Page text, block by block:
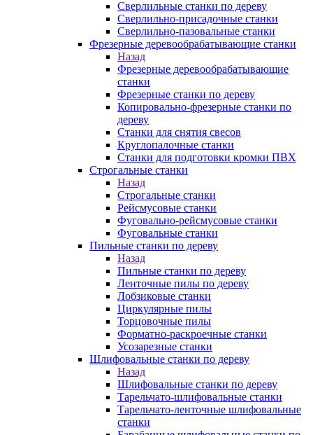
Сверлильные станки по дереву
Сверлильно-присадочные станки
Сверлильно-пазовальные станки
Фрезерные деревообрабатывающие станки
Назад
Фрезерные деревообрабатывающие
станки
Фрезерные станки по дереву
Копировально-фрезерные станки по
дереву
Станки для снятия свесов
Круглопалочные станки
Станки для подготовки кромки ПВХ
Строгальные станки
Назад
Строгальные станки
Рейсмусовые станки
Фуговально-рейсмусовые станки
Фуговальные станки
Пильные станки по дереву
Назад
Пильные станки по дереву
Ленточные пилы по дереву
Лобзиковые станки
Циркулярные пилы
Торцовочные пилы
Форматно-раскроечные станки
Усозарезные станки
Шлифовальные станки по дереву
Назад
Шлифовальные станки по дереву
Тарельчато-шлифовальные станки
Тарельчато-ленточные шлифовальные
станки